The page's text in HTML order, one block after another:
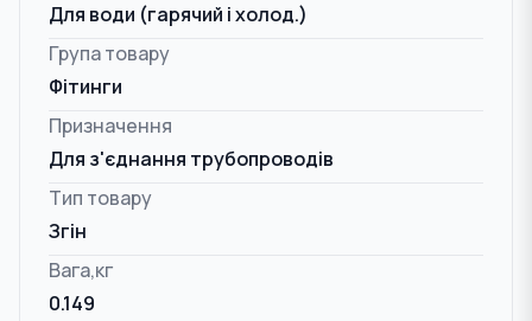
Для води (гарячий і холод.)
Група товару
Фітинги
Призначення
Для з'єднання трубопроводів
Тип товару
Згін
Вага,кг
0.149